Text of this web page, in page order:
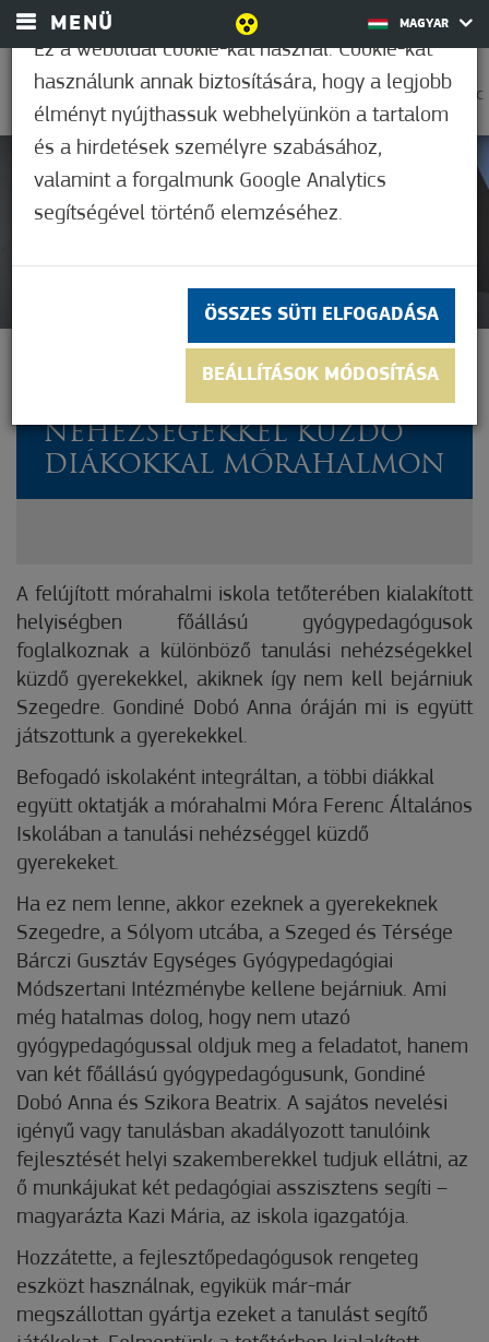
MENÜ MAGYAR
0
31,7°C
Nem értékelt
SZAKEMBEREK
FOGLALKOZNAK TANULÁSI
NEHÉZSÉGEKKEL KÜZDŐ
DIÁKOKKAL MÓRAHALMON
A felújított mórahalmi iskola tetőterében kialakított
helyiségben főállású gyógypedagógusok
foglalkoznak a különböző tanulási nehézségekkel
küzdő gyerekekkel, akiknek így nem kell bejárniuk
Szegedre. Gondiné Dobó Anna óráján mi is együtt
játszottunk a gyerekekkel.
Befogadó iskolaként integráltan, a többi diákkal
együtt oktatják a mórahalmi Móra Ferenc Általános
Iskolában a tanulási nehézséggel küzdő
gyerekeket.
Ha ez nem lenne, akkor ezeknek a gyerekeknek
Szegedre, a Sólyom utcába, a Szeged és Térsége
Bárczi Gusztáv Egységes Gyógypedagógiai
Módszertani Intézménybe kellene bejárniuk. Ami
még hatalmas dolog, hogy nem utazó
gyógypedagógussal oldjuk meg a feladatot, hanem
van két főállású gyógypedagógusunk, Gondiné
Dobó Anna és Szikora Beatrix. A sajátos nevelési
igényű vagy tanulásban akadályozott tanulóink
fejlesztését helyi szakemberekkel tudjuk ellátni, az
ő munkájukat két pedagógiai asszisztens segíti –
magyarázta Kazi Mária, az iskola igazgatója.
Hozzátette, a fejlesztőpedagógusok rengeteg
eszközt használnak, egyikük már-már
megszállottan gyártja ezeket a tanulást segítő
Ez a weboldal cookie-kat használ. Cookie-kat
használunk annak biztosítására, hogy a legjobb
élményt nyújthassuk webhelyünkön a tartalom
és a hirdetések személyre szabásához,
valamint a forgalmunk Google Analytics
segítségével történő elemzéséhez.
ÖSSZES SÜTI ELFOGADÁSA
BEÁLLÍTÁSOK MÓDOSÍTÁSA